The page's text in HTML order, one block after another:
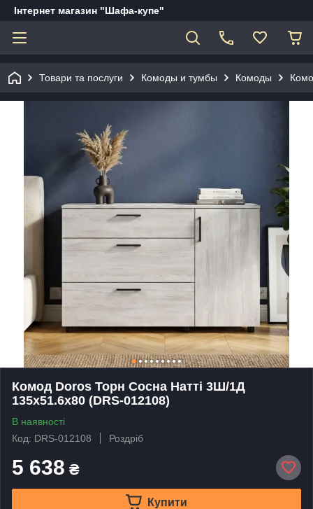
Інтернет магазин "Шафа-купе"
Товари та послуги Комоды и тумбы Комоды
Комод Doros Торн Сосна Натті 3Ш/1Д
135х51.6х80 (DRS-012108)
В наявності
Код: DRS-012108
Роздріб
5 638 ₴
Купити